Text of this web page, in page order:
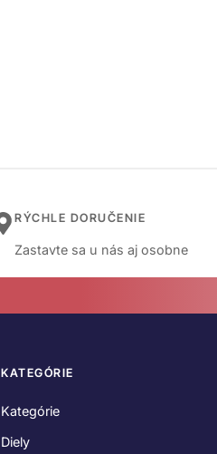
RÝCHLE DORUČENIE
Zastavte sa u nás aj osobne
KATEGÓRIE
Kategórie
Diely